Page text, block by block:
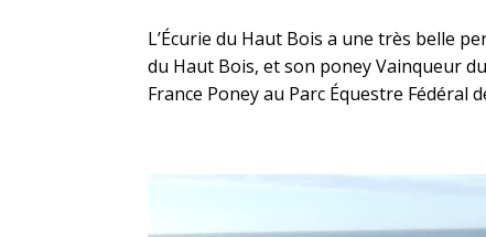
L’Écurie du Haut Bois a une très belle
du Haut Bois, et son poney Vainqueur
France Poney au Parc Équestre Fédéral